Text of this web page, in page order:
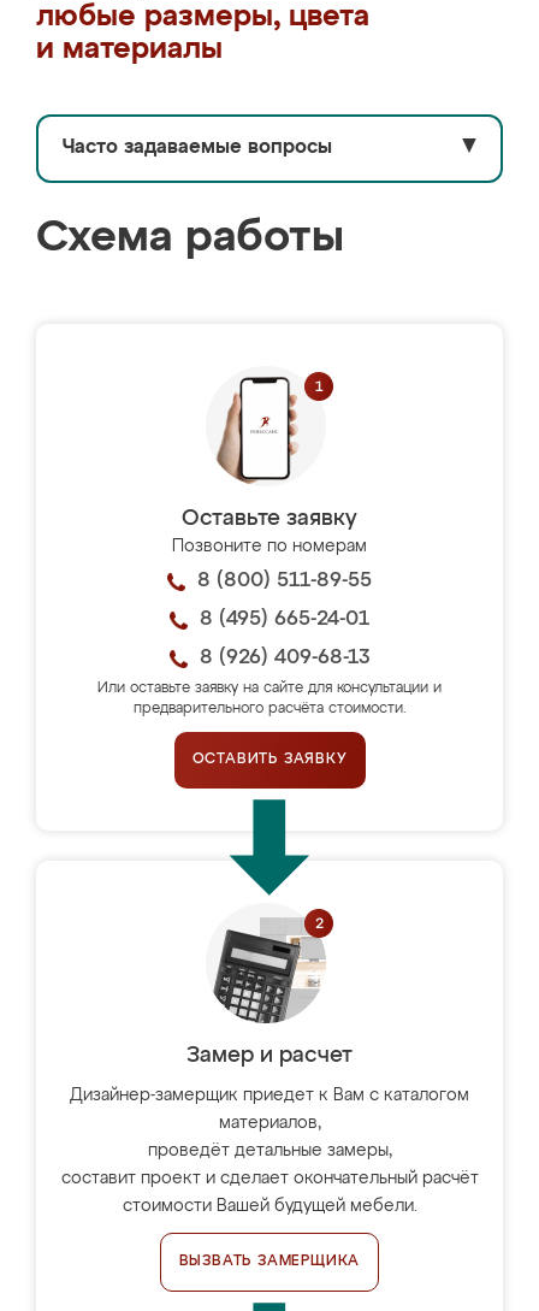
любые размеры, цвета
и материалы
Часто задаваемые вопросы ▼
Схема работы
Оставьте заявку
Позвоните по номерам
8 (800) 511-89-55
8 (495) 665-24-01
8 (926) 409-68-13
Или оставьте заявку на сайте для консультации и
предварительного расчёта стоимости.
ОСТАВИТЬ ЗАЯВКУ
Замер и расчет
Дизайнер-замерщик приедет к Вам с каталогом
материалов,
проведёт детальные замеры,
составит проект и сделает окончательный расчёт
стоимости Вашей будущей мебели.
ВЫЗВАТЬ ЗАМЕРЩИКА